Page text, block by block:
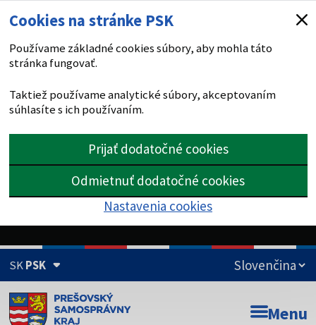
Cookies na stránke PSK
Používame základné cookies súbory, aby mohla táto
stránka fungovať.
Taktiež používame analytické súbory, akceptovaním
súhlasíte s ich používaním.
Prijať dodatočné cookies
Odmietnuť dodatočné cookies
Nastavenia cookies
SKPSK
Doména psk.sk je oficiálna Menu